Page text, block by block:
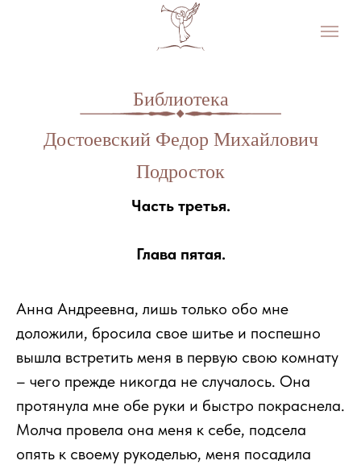
Библиотека
Достоевский Федор Михайлович
Подросток
Часть третья.
Глава пятая.
Анна Андреевна, лишь только обо мне
доложили, бросила свое шитье и поспешно
вышла встретить меня в первую свою комнату
– чего прежде никогда не случалось. Она
протянула мне обе руки и быстро покраснела.
Молча провела она меня к себе, подсела
опять к своему рукоделью, меня посадила